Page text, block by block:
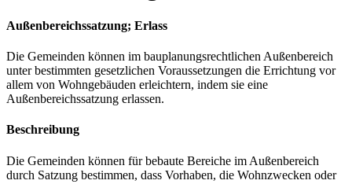
Außenbereichssatzung; Erlass
Die Gemeinden können im bauplanungsrechtlichen Außenbereich
unter bestimmten gesetzlichen Voraussetzungen die Errichtung vor
allem von Wohngebäuden erleichtern, indem sie eine
Außenbereichssatzung erlassen.
Beschreibung
Die Gemeinden können für bebaute Bereiche im Außenbereich
durch Satzung bestimmen, dass Vorhaben, die Wohnzwecken oder